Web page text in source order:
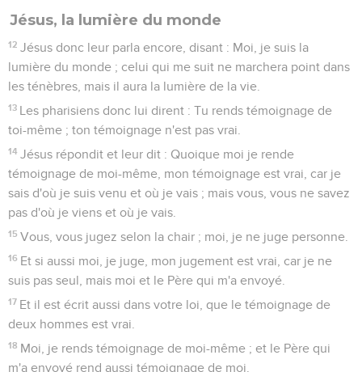
Jésus, la lumière du monde
12 Jésus donc leur parla encore, disant : Moi, je suis la
lumière du monde ; celui qui me suit ne marchera point dans
les ténèbres, mais il aura la lumière de la vie.
13 Les pharisiens donc lui dirent : Tu rends témoignage de
toi-même ; ton témoignage n'est pas vrai.
14 Jésus répondit et leur dit : Quoique moi je rende
témoignage de moi-même, mon témoignage est vrai, car je
sais d'où je suis venu et où je vais ; mais vous, vous ne savez
pas d'où je viens et où je vais.
15 Vous, vous jugez selon la chair ; moi, je ne juge personne.
16 Et si aussi moi, je juge, mon jugement est vrai, car je ne
suis pas seul, mais moi et le Père qui m'a envoyé.
17 Et il est écrit aussi dans votre loi, que le témoignage de
deux hommes est vrai.
18 Moi, je rends témoignage de moi-même ; et le Père qui
m'a envoyé rend aussi témoignage de moi.